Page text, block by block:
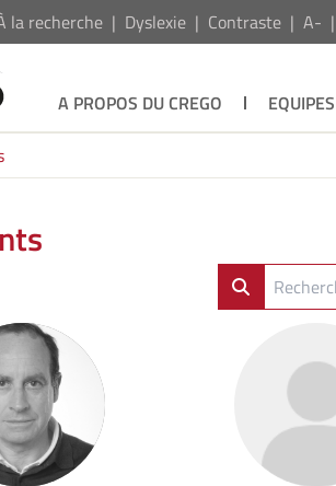
la recherche Dyslexie Contraste A-
A PROPOS DU CREGO